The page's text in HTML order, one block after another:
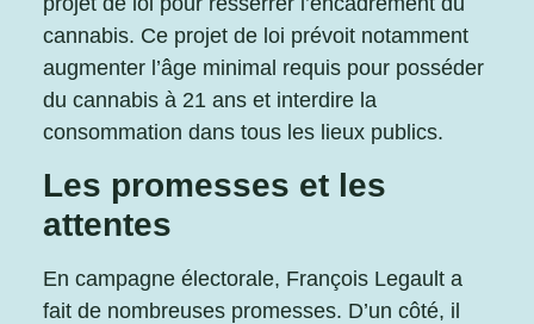
cannabis. Ce projet de loi prévoit notamment
augmenter l’âge minimal requis pour posséder
du cannabis à 21 ans et interdire la
consommation dans tous les lieux publics.
Les promesses et les
attentes
En campagne électorale, François Legault a
fait de nombreuses promesses. D’un côté, il